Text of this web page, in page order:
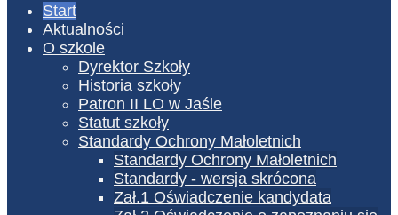
Start
Aktualności
O szkole
Dyrektor Szkoły
Historia szkoły
Patron II LO w Jaśle
Statut szkoły
Standardy Ochrony Małoletnich
Standardy Ochrony Małoletnich
Standardy - wersja skrócona
Zał.1 Oświadczenie kandydata